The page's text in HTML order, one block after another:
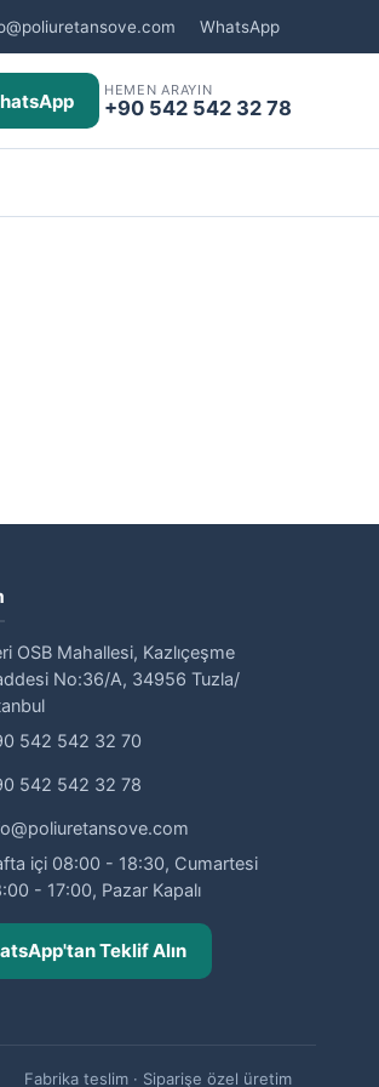
WhatsApp
HEMEN ARAYIN
+90 542 542 32 78
OSB Mahallesi, Kazlıçeşme
No:36/A, 34956 Tuzla/
542 542 32 70
542 542 32 78
içi 08:00 - 18:30, Cumartesi
- 17:00, Pazar Kapalı
Teklif Alın
Fabrika teslim · Siparişe özel üretim